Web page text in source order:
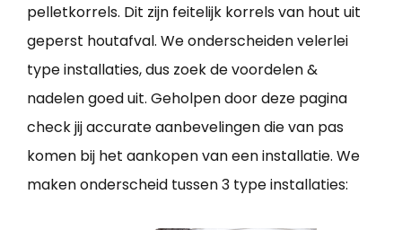
pelletkorrels. Dit zijn feitelijk korrels van hout uit
geperst houtafval. We onderscheiden velerlei
type installaties, dus zoek de voordelen &
nadelen goed uit. Geholpen door deze pagina
check jij accurate aanbevelingen die van pas
komen bij het aankopen van een installatie. We
maken onderscheid tussen 3 type installaties: